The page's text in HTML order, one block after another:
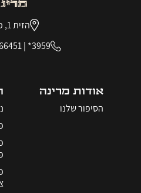
הזית 1, מעונה
3959*
|
אודות מרינה
הסיפור שלנו